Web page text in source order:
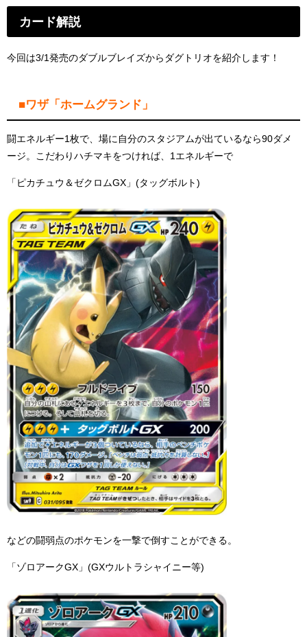
カード解説
今回は3/1発売のダブルブレイズからダグトリオを紹介します！
■ワザ「ホームグランド」
闘エネルギー1枚で、場に自分のスタジアムが出ているなら90ダメ
ージ。こだわりハチマキをつければ、1エネルギーで
「ピカチュウ＆ゼクロムGX」(タッグボルト)
などの闘弱点のポケモンを一撃で倒すことができる。
「ゾロアークGX」(GXウルトラシャイニー等)